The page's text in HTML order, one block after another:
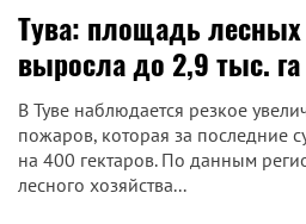
Тува: площадь
выросла до 2,9 тыс. га
В Туве наблюдается резкое
пожаров, которая за последние
на 400 гектаров. По данным
лесного хозяйства...